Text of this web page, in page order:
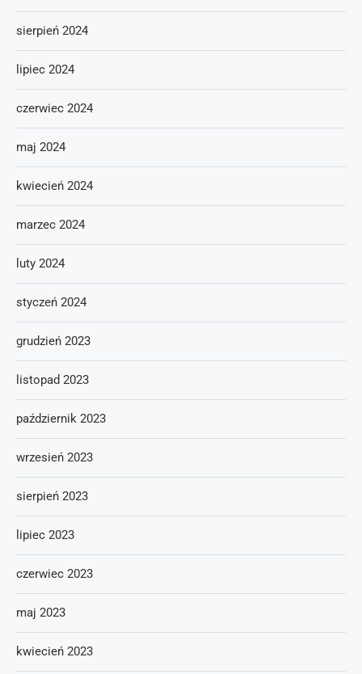
sierpień 2024
lipiec 2024
czerwiec 2024
maj 2024
kwiecień 2024
marzec 2024
luty 2024
styczeń 2024
grudzień 2023
listopad 2023
październik 2023
wrzesień 2023
sierpień 2023
lipiec 2023
czerwiec 2023
maj 2023
kwiecień 2023